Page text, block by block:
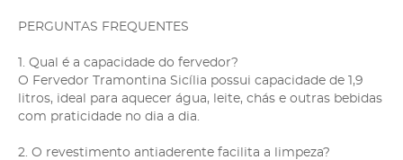
PERGUNTAS FREQUENTES
1. Qual é a capacidade do fervedor?
O Fervedor Tramontina Sicília possui capacidade de 1,9
litros, ideal para aquecer água, leite, chás e outras bebidas
com praticidade no dia a dia.
2. O revestimento antiaderente facilita a limpeza?